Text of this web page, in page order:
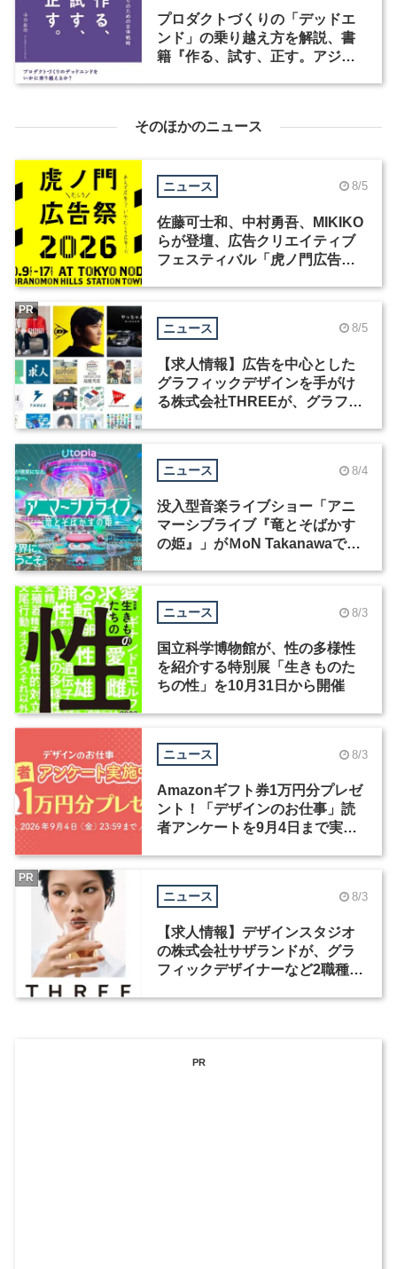
プロダクトづくりの「デッドエ
ンド」の乗り越え方を解説、書
籍『作る、試す、正す。アジャ
そのほかのニュース
ニュース 8/5
佐藤可士和、中村勇吾、MIKIKO
らが登壇、広告クリエイティブ
フェスティバル「虎ノ門広告
ニュース 8/5
【求人情報】広告を中心とした
グラフィックデザインを手がけ
る株式会社THREEが、グラフィ
PR
ニュース 8/4
没入型音楽ライブショー「アニ
マーシブライブ『竜とそばかす
の姫』」がＭoN Takanawaで開
ニュース 8/3
国立科学博物館が、性の多様性
を紹介する特別展「生きものた
ちの性」を10月31日から開催
ニュース 8/3
Amazonギフト券1万円分プレゼ
ント！「デザインのお仕事」読
者アンケートを9月4日まで実施
ニュース 8/3
【求人情報】デザインスタジオ
の株式会社サザランドが、グラ
フィックデザイナーなど2職種を
PR
PR